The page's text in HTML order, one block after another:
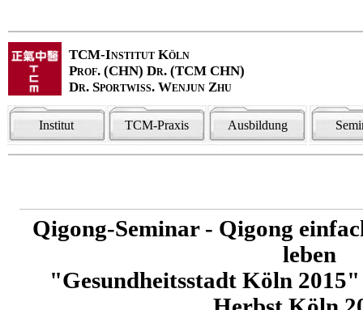
TCM-Institut Köln
Prof. (CHN) Dr. (TCM CHN)
Dr. Sportwiss. Wenjun Zhu
Institut TCM-Praxis Ausbildung
Qigong-Seminar - Qigong
leben
"Gesundheitsstadt Köln